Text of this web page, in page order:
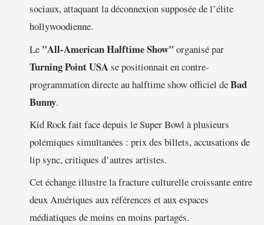
sociaux, attaquant la déconnexion supposée de l’élite
hollywoodienne.
Le "All-American Halftime Show" organisé par
Turning Point USAse positionnait en contre-
programmation directe au halftime show officiel deBad
Bunny.
Kid Rock fait face depuis le Super Bowl à plusieurs
polémiques simultanées : prix des billets, accusations de
lip sync, critiques d’autres artistes.
Cet échange illustre la fracture culturelle croissante entre
deux Amériques aux références et aux espaces
médiatiques de moins en moins partagés.